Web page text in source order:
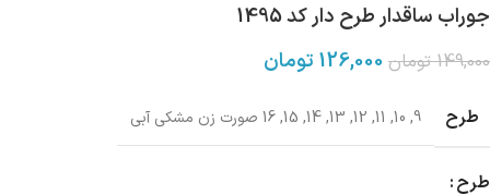
جوراب ساقدار طرح دار کد 1495
149,000 تومان 126,000 تومان
طرح 9
,
10
,
11
,
12
,
13
,
14
,
15
,16 صورت زن مشکی آبی
طرح